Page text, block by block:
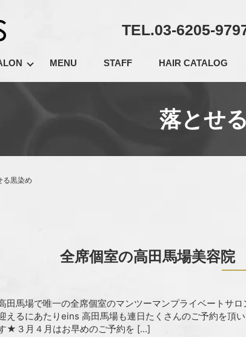
TEL.03-6205-
MENU STAFF HAIR CATALOG
落とせ
る黒染め
全席個室の高田馬場美容院
田馬場で唯一の全席個室のマンツーマンプライベートサ
えるにあたりeins 高田馬場も連日たくさんのご予約を頂
★３月４月はお早めのご予約を […]